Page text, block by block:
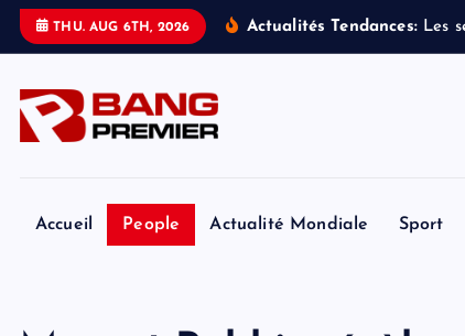
THU. AUG 6TH, 2026 Actualités Tendances: Les s
Accueil People Actualité Mondiale Sport